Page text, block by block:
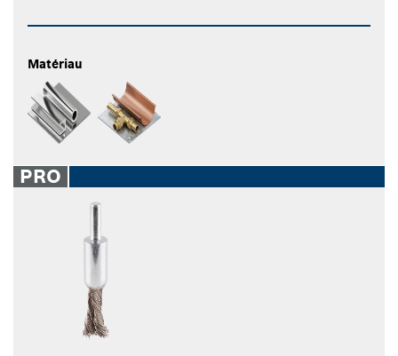
Matériau
PRO